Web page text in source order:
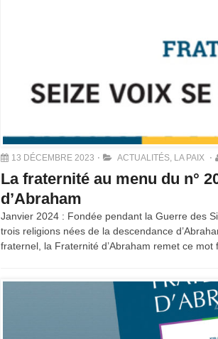
13 DÉCEMBRE 2023 ACTUALITÉS, LA PAIX
La fraternité au menu du n°
d’Abraham
Janvier 2024 : Fondée pendant la Guerre des
trois religions nées de la descendance
fraternel, la Fraternité d’Abraham remet ce mot